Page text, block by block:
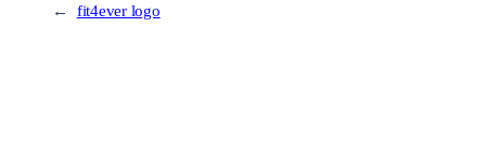
← fit4ever logo